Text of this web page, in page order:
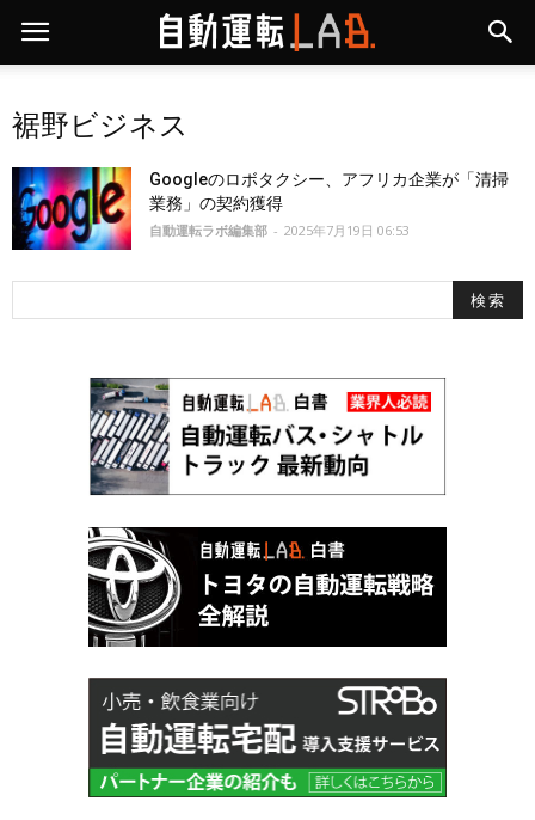
裾野ビジネス
Googleのロボタクシー、アフリカ企業が「清掃
業務」の契約獲得
自動運転ラボ編集部 - 2025年7月19日 06:53